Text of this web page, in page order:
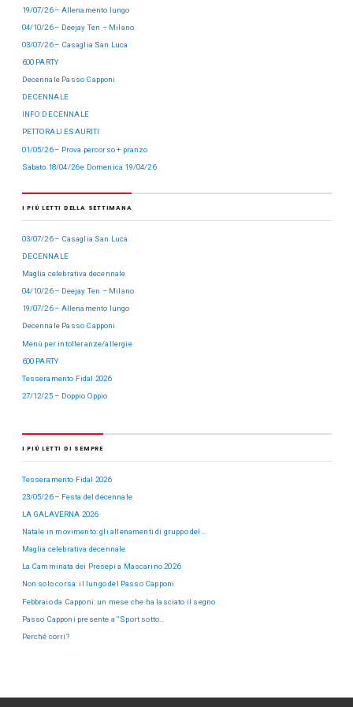
19/07/26 – Allenamento lungo
04/10/26 – Deejay Ten – Milano
03/07/26 – Casaglia San Luca
600 PARTY
Decennale Passo Capponi
DECENNALE
INFO DECENNALE
PETTORALI ESAURITI
01/05/26 – Prova percorso + pranzo
Sabato 18/04/26 e Domenica 19/04/26
I PIÙ LETTI DELLA SETTIMANA
03/07/26 – Casaglia San Luca
DECENNALE
Maglia celebrativa decennale
04/10/26 – Deejay Ten – Milano
19/07/26 – Allenamento lungo
Decennale Passo Capponi
Menù per intolleranze/allergie
600 PARTY
Tesseramento Fidal 2026
27/12/25 – Doppio Oppio
I PIÙ LETTI DI SEMPRE
Tesseramento Fidal 2026
23/05/26 – Festa del decennale
LA GALAVERNA 2026
Natale in movimento: gli allenamenti di gruppo del…
Maglia celebrativa decennale
La Camminata dei Presepi a Mascarino 2026
Non solo corsa: il lungo del Passo Capponi
Febbraio da Capponi: un mese che ha lasciato il segno
Passo Capponi presente a “Sport sotto…
Perché corri?